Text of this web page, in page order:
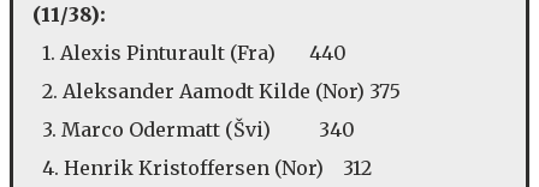
(11/38):
1. Alexis Pinturault (Fra) 440
2. Aleksander Aamodt Kilde (Nor) 375
3. Marco Odermatt (Švi) 340
4. Henrik Kristoffersen (Nor) 312